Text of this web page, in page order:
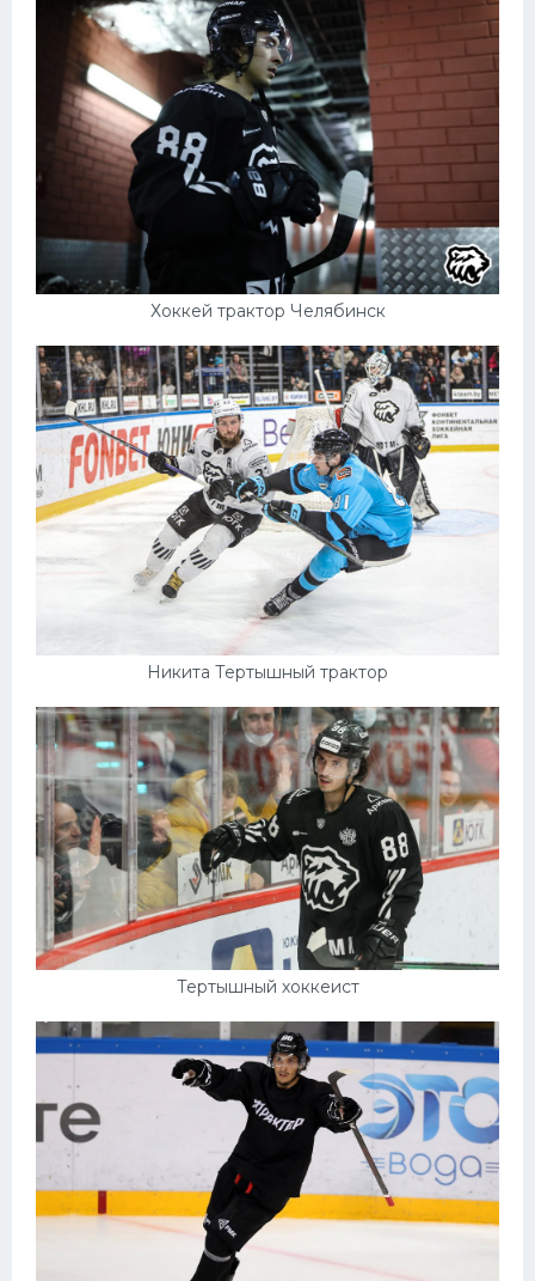
Хоккей трактор Челябинск
Никита Тертышный трактор
Тертышный хоккеист